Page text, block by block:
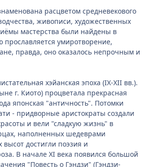
расцветом средневекового
живописи, художественных
мастерства были найдены в
прославляется умиротворение,
правда, оно оказалось непрочным и
хэйанская эпоха (IX-XII вв.).
г. Киото) процветала прекрасная
японская "античность". Потомки
- придворные аристократы создали
и вели "сладкую жизнь" в
наполненных шедеврами
высот достигли поэзия и
В начале XI века появился большой
"Повесть о Гэндзи" (Гэндзи-